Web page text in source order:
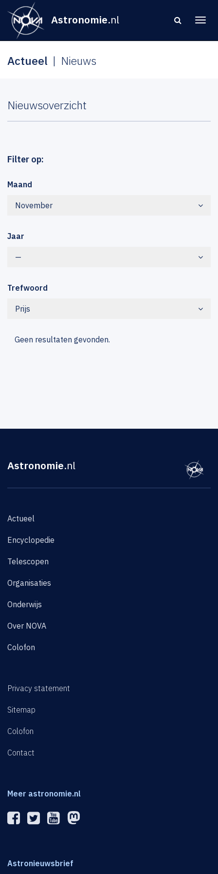
Astronomie.nl
Actueel Nieuws
Nieuwsoverzicht
Filter op:
Maand
November
Jaar
—
Trefwoord
Prijs
Geen resultaten gevonden.
Astronomie.nl
Actueel
Encyclopedie
Telescopen
Organisaties
Onderwijs
Over NOVA
Colofon
Privacy statement
Sitemap
Colofon
Contact
Meer astronomie.nl
Astronieuwsbrief